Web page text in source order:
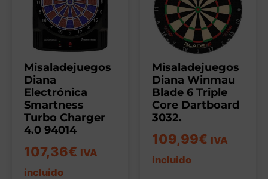
Misaladejuegos
Diana
Electrónica
Smartness
Turbo Charger
4.0 94014
107,36€ IVA
incluido
Misaladejuegos
Diana Winmau
Blade 6 Triple
Core Dartboard
3032.
109,99€ IVA
incluido